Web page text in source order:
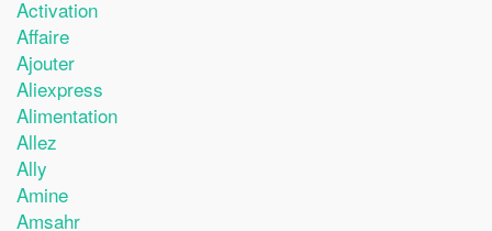
Activation
Affaire
Ajouter
Aliexpress
Alimentation
Allez
Ally
Amine
Amsahr